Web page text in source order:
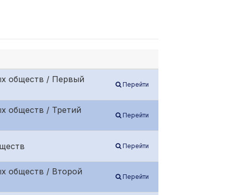
обществ / Первый
Перейти
обществ / Третий
Перейти
Перейти
обществ / Второй
Перейти